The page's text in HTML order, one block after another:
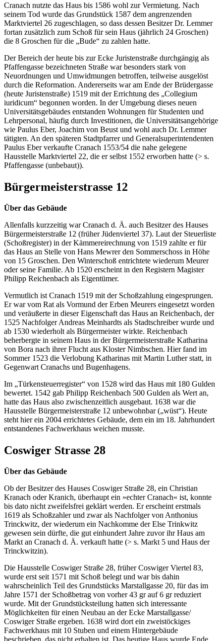
Cranach nutzte das Haus bis 1586 wohl zur Vermietung. Nach
seinem Tod wurde das Grundstück 1587 dem angrenzenden
Marktviertel 26 zugeschlagen, so dass dessen Besitzer Dr. Lemmer
fortan zusätzlich zum Schoß für sein Haus (jährlich 24 Groschen)
die 8 Groschen für die „Bude“ zu zahlen hatte.
Der Bereich der heute bis zur Ecke Juristenstraße durchgängig als
Pfaffengasse bezeichneten Straße war besonders stark von
Neuordnungen und Umwidmungen betroffen, teilweise ausgelöst
durch die Reformation. Andererseits war am Ende der Brüdergasse
(heute Juristenstraße) 1519 mit der Errichtung des „Collegium
iuridicum“ begonnen worden. In der Umgebung dieses neuen
Universitätsgebäudes entstanden Wohnungen für Studenten und
Lehrpersonal, häufig durch Investitionen, die Universitätsangehörige
wie Paulus Eber, Joachim von Beust und wohl auch Dr. Lemmer
tätigten. An den späteren Stadtpfarrer und Generalsuperintendenten
Paulus Eber verkaufte Cranach 1553/54 die nahe gelegene
Hausstelle Marktviertel 22, die er selbst 1552 erworben hatte (> s.
Pfaffengasse (unbebaut)).
Bürgermeisterstrasse 12
Über das Gebäude
Allenfalls kurzzeitig war Cranach d. Ä. auch Besitzer des Hauses
Bürgermeisterstraße 12 (früher Jüdenviertel 37). Laut der Steuerliste
(Schoßregister) in der Kämmereirechnung von 1519 zahlte er für
das Haus an Stelle von Hans Mewrer den Sommerschoss in Höhe
von 15 Groschen. Den Winterschoß entrichtete wiederum Meurer
oder seine Familie. Ab 1520 erscheint in den Registern Magister
Philipp Reichenbach als Eigentümer.
Vermutlich ist Cranach 1519 mit der Schoßzahlung eingesprungen.
Er war vom Rat als Vormund der Erben Meurers eingesetzt worden
und veräußerte in dieser Eigenschaft das Haus an Reichenbach, der
1525 Nachfolger Andreas Meinhardts als Stadtschreiber wurde und
ab 1530 wiederholt als Bürgermeister wirkte. Reichenbach
beherbergte in seinem Haus in der Bürgermeisterstraße Katharina
von Bora nach ihrer Flucht aus Kloster Nimbschen. Hier fand im
Sommer 1523 die Verlobung Katharinas mit Martin Luther statt, in
Gegenwart Cranachs und Bugenhagens.
Im „Türkensteuerregister“ von 1528 wird das Haus mit 180 Gulden
bewertet. 1542 gab Philipp Reichenbach 500 Gulden als Wert an,
hatte das Haus also zwischenzeitlich ausgebaut. 1638 war die
Hausstelle Bürgermeisterstraße 12 unbewohnbar („wüst“). Heute
steht hier ein 2004 errichtetes Gebäude, dem ein im 18. Jahrhundert
entstandenes Fachwerkhaus weichen musste.
Coswiger Strasse 28
Über das Gebäude
Ob der Besitzer des Hauses Coswiger Straße 28, ein Christian
Kranach oder Kranich, überhaupt ein »echter Cranach« ist, konnte
bis dato nicht zweifelsfrei geklärt werden. Er erscheint erstmals
1619 als Schoßzahler und zwar als Nachfolger von Anthonius
Trinckwitz, der wiederum ein Nachkomme der Else Trinkwitz
gewesen sein dürfte, die gut einhundert Jahre zuvor ihr Haus am
Markt an Cranach d. Ä. verkauft hatte (> s. Markt 5 und Haus der
Trinckwitzin).
Die Hausstelle Coswiger Straße 28, früher Coswiger Viertel 83,
wurde erst seit 1571 mit Schoß belegt und war bis dahin
wahrscheinlich Teil des Grundstücks Marstallgasse 20, für das im
Jahre 1571 der Schoßbetrag von vorher 43 gr auf 6 gr reduziert
wurde. Mit der Grundstücksteilung hatten sich interessante
Möglichkeiten für einen Neubau an der Ecke Marstallgasse/
Coswiger Straße ergeben. 1638 wird dort ein zweistöckiges
Fachwerkhaus mit 10 Stuben und einem Hintergebäude